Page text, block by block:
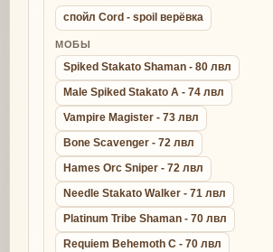
спойл Cord - spoil верёвка
МОБЫ
Spiked Stakato Shaman - 80 лвл
Male Spiked Stakato A - 74 лвл
Vampire Magister - 73 лвл
Bone Scavenger - 72 лвл
Hames Orc Sniper - 72 лвл
Needle Stakato Walker - 71 лвл
Platinum Tribe Shaman - 70 лвл
Requiem Behemoth C - 70 лвл